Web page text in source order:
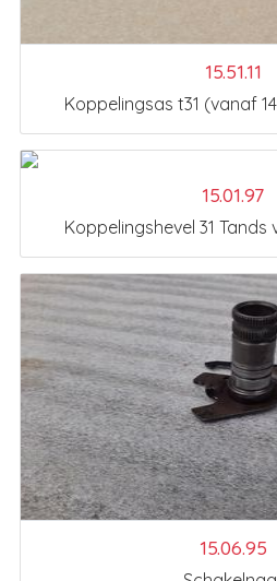
15.51.11
Koppelingsas t31 (vanaf
15.01.97
Koppelingshevel 31 Tands
15.06.95